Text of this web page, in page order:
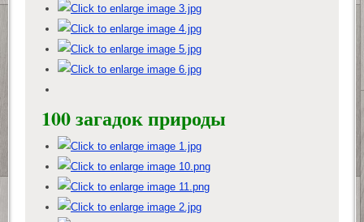
100 загадок природы